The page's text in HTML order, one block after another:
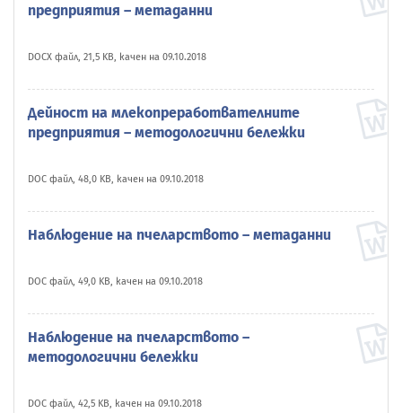
предприятия – метаданни
DOCX файл, 21,5 KB, качен на 09.10.2018
Дейност на млекопреработвателните
предприятия – методологични бележки
DOC файл, 48,0 KB, качен на 09.10.2018
Наблюдение на пчеларството – метаданни
DOC файл, 49,0 KB, качен на 09.10.2018
Наблюдение на пчеларството –
методологични бележки
DOC файл, 42,5 KB, качен на 09.10.2018